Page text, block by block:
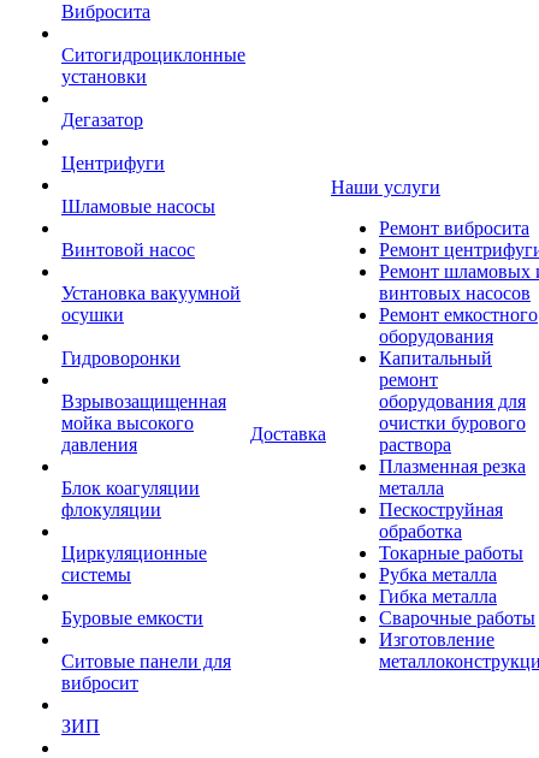
Вибросита
Ситогидроциклонные
установки
Дегазатор
Центрифуги
Шламовые насосы
Винтовой насос
Установка вакуумной
осушки
Гидроворонки
Взрывозащищенная
мойка высокого
давления
Блок коагуляции
флокуляции
Циркуляционные
системы
Буровые емкости
Ситовые панели для
вибросит
ЗИП
Доставка
Наши услуги
Ремонт вибросита
Ремонт
Ремонт шламовых
винтовых насосов
Ремонт емкостного
оборудования
Капитальный
ремонт
оборудования для
очистки бурового
раствора
Плазменная резка
металла
Пескоструйная
обработка
Токарные работы
Рубка металла
Гибка металла
Сварочные работы
Изготовление